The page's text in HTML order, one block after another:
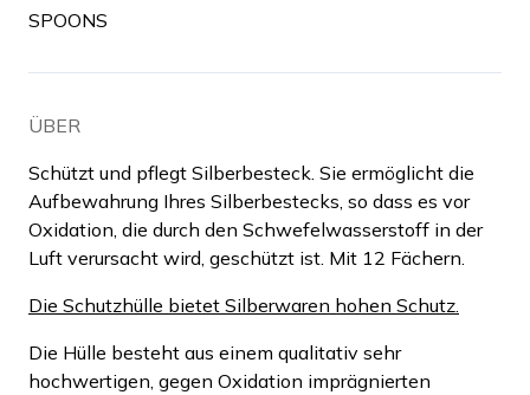
SPOONS
ÜBER
Schützt und pflegt Silberbesteck. Sie ermöglicht die
Aufbewahrung Ihres Silberbestecks, so dass es vor
Oxidation, die durch den Schwefelwasserstoff in der
Luft verursacht wird, geschützt ist. Mit 12 Fächern.
Die Schutzhülle bietet Silberwaren hohen Schutz.
Die Hülle besteht aus einem qualitativ sehr
hochwertigen, gegen Oxidation imprägnierten